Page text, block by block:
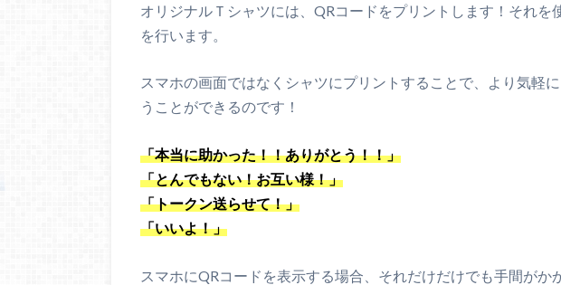
オリジナルＴシャツには、QRコードをプリントします！それを
を行います。
スマホの画面ではなくシャツにプリントすることで、より気軽
うことができるのです！
「本当に助かった！！ありがとう！！」
「とんでもない！お互い様！」
「トークン送らせて！」
「いいよ！」
スマホにQRコードを表示する場合、それだけだけでも手間がか